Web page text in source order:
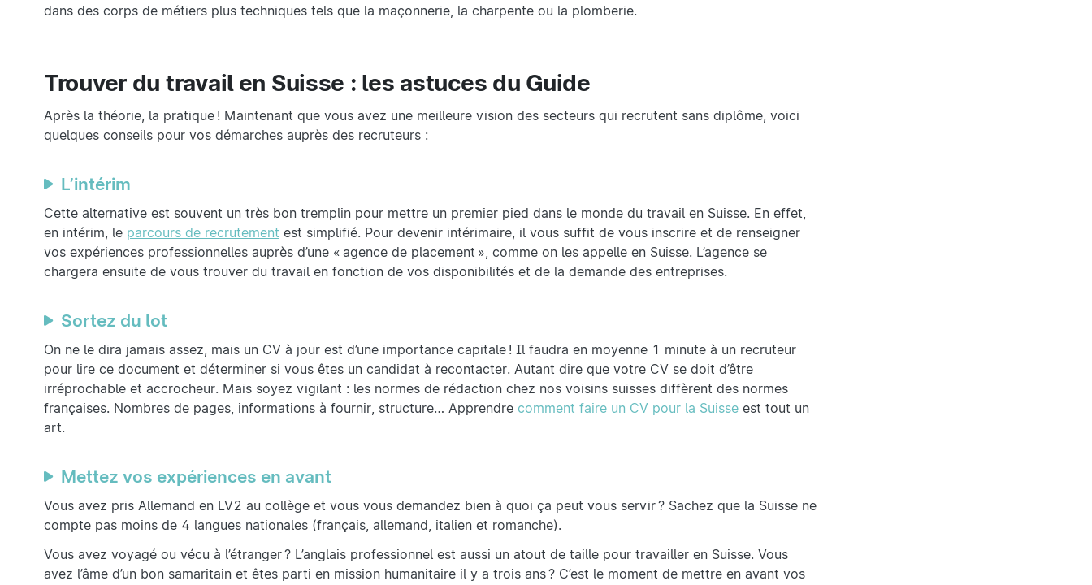
dans des corps de métiers plus techniques tels que la maçonnerie, la charpente ou la plomberie.
Trouver du travail en Suisse : les astuces du Guide
Après la théorie, la pratique ! Maintenant que vous avez une meilleure vision des secteurs qui recrutent sans diplôme, voici
quelques conseils pour vos démarches auprès des recruteurs :
L’intérim
Cette alternative est souvent un très bon tremplin pour mettre un premier pied dans le monde du travail en Suisse. En effet,
en intérim, le parcours de recrutement est simplifié. Pour devenir intérimaire, il vous suffit de vous inscrire et de renseigner
vos expériences professionnelles auprès d’une « agence de placement », comme on les appelle en Suisse. L’agence se
chargera ensuite de vous trouver du travail en fonction de vos disponibilités et de la demande des entreprises.
Sortez du lot
On ne le dira jamais assez, mais un CV à jour est d’une importance capitale ! Il faudra en moyenne 1 minute à un recruteur
pour lire ce document et déterminer si vous êtes un candidat à recontacter. Autant dire que votre CV se doit d’être
irréprochable et accrocheur. Mais soyez vigilant : les normes de rédaction chez nos voisins suisses diffèrent des normes
françaises. Nombres de pages, informations à fournir, structure… Apprendre comment faire un CV pour la Suisse est tout un
art.
Mettez vos expériences en avant
Vous avez pris Allemand en LV2 au collège et vous vous demandez bien à quoi ça peut vous servir ? Sachez que la Suisse ne
compte pas moins de 4 langues nationales (français, allemand, italien et romanche).
Vous avez voyagé ou vécu à l’étranger ? L’anglais professionnel est aussi un atout de taille pour travailler en Suisse. Vous
avez l’âme d’un bon samaritain et êtes parti en mission humanitaire il y a trois ans ? C’est le moment de mettre en avant vos